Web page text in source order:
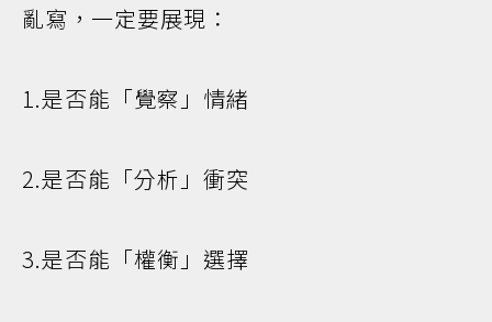
亂寫，一定要展現：
1.是否能「覺察」情緒
2.是否能「分析」衝突
3.是否能「權衡」選擇